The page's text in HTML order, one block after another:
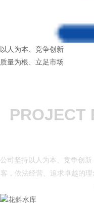
以人为本、竞争创新
质量为根、立足市场
PROJECT
公司坚持以人为本、竞争创
客，依法经营、追求卓越的